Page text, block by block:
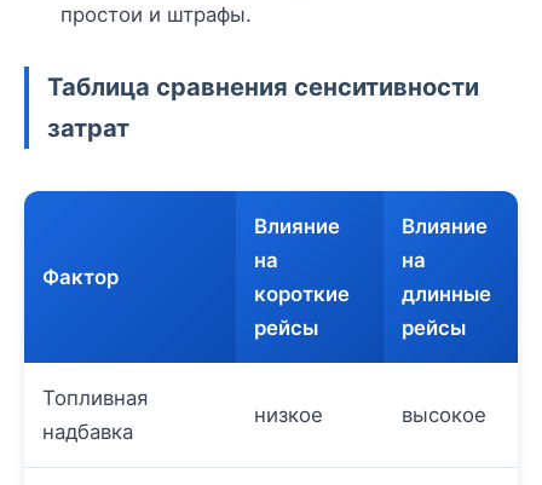
простои и штрафы.
Таблица сравнения сенситивности
затрат
Фактор
Влияние
на
короткие
рейсы
Влияние
на
длинные
рейсы
Топливная
надбавка
низкое высокое